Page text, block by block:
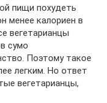
пищи похудеть
менее калориен в
вегетарианцы
сумо
Поэтому такое
легким. Но ответ
вегетарианцы,